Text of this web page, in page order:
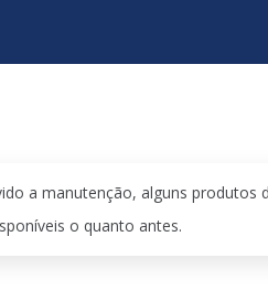
a manutenção, alguns
o quanto antes.